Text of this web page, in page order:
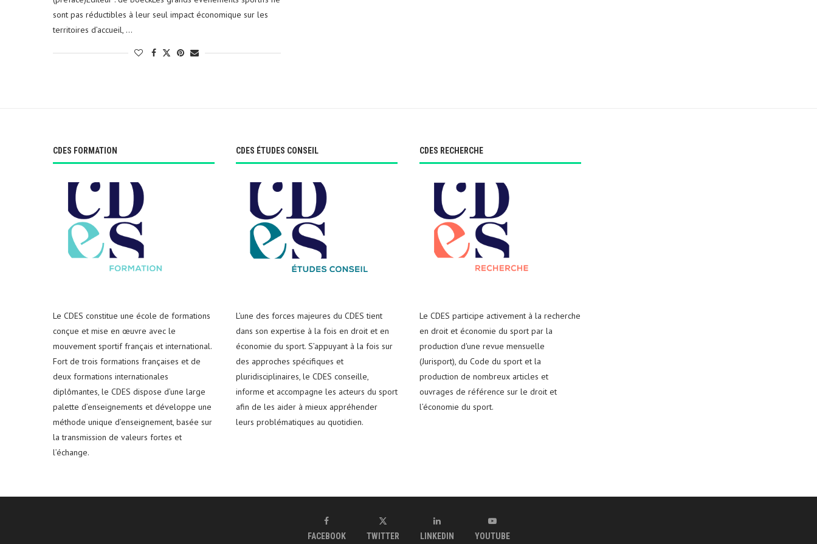
sont pas réductibles à leur seul impact économique sur les
territoires d’accueil, …
CDES FORMATION
Le CDES constitue une école de formations
conçue et mise en œuvre avec le
mouvement sportif français et international.
Fort de trois formations françaises et de
deux formations internationales
diplômantes, le CDES dispose d’une large
palette d’enseignements et développe une
méthode unique d’enseignement, basée sur
la transmission de valeurs fortes et
l’échange.
CDES ÉTUDES CONSEIL
L’une des forces majeures du CDES tient
dans son expertise à la fois en droit et en
économie du sport. S’appuyant à la fois sur
des approches spécifiques et
pluridisciplinaires, le CDES conseille,
informe et accompagne les acteurs du sport
afin de les aider à mieux appréhender
leurs problématiques au quotidien.
CDES RECHERCHE
Le CDES participe activement à la recherche
en droit et économie du sport par la
production d'une revue mensuelle
(Jurisport), du Code du sport et la
production de nombreux articles et
ouvrages de référence sur le droit et
l’économie du sport.
FACEBOOK TWITTER LINKEDIN YOUTUBE